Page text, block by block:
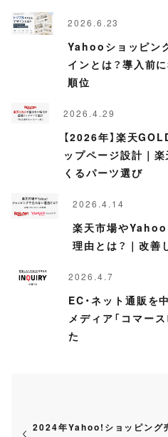
2026.6.23
Yahooショッピン
インとは？導入前
順位
2026.4.29
【2026年】楽天
ップページ設計｜
くるパーツ選び
2026.4.14
楽天市場や
理由とは？｜改善
2026.4.7
EC・ネット通販を
メディア「コマー
た
2024年Yahoo!ショッピング